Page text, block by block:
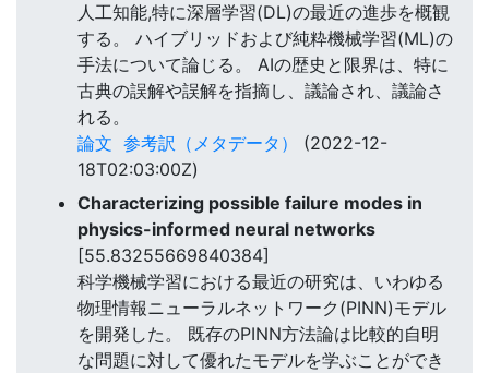
人工知能,特に深層学習(DL)の最近の進歩を概観
する。 ハイブリッドおよび純粋機械学習(ML)の
手法について論じる。 AIの歴史と限界は、特に
古典の誤解や誤解を指摘し、議論され、議論さ
れる。
論文 参考訳（メタデータ）
(2022-12-
18T02:03:00Z)
Characterizing possible failure modes in
physics-informed neural networks
[55.83255669840384]
科学機械学習における最近の研究は、いわゆる
物理情報ニューラルネットワーク(PINN)モデル
を開発した。 既存のPINN方法論は比較的自明
な問題に対して優れたモデルを学ぶことができ